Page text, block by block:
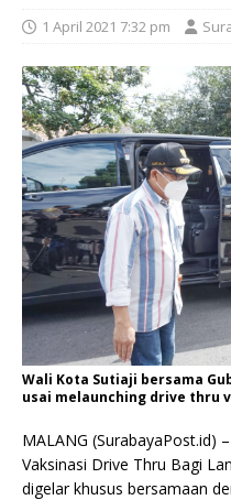
1 April 2021 7:32 pm
Wali Kota Sutiaji bersama
usai melaunching drive thru
MALANG (SurabayaPost.id)
Vaksinasi Drive Thru Bagi
digelar khusus bersamaan